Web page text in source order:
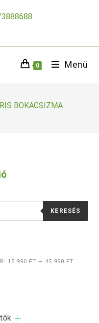
0 Menü
BOKACSIZMA
KERESÉS
15.990 FT —45.990 FT